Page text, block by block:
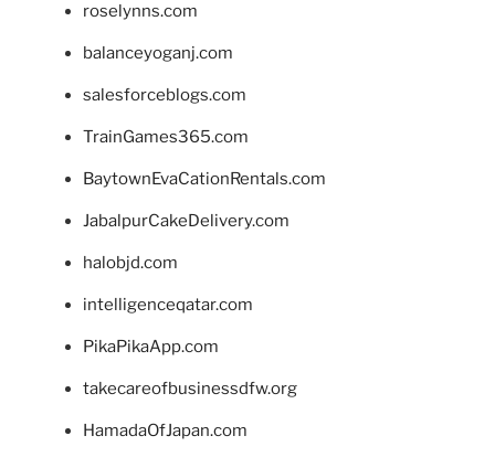
roselynns.com
balanceyoganj.com
salesforceblogs.com
TrainGames365.com
BaytownEvaCationRentals.com
JabalpurCakeDelivery.com
halobjd.com
intelligenceqatar.com
PikaPikaApp.com
takecareofbusinessdfw.org
HamadaOfJapan.com